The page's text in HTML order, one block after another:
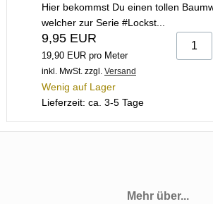
Hier bekommst Du einen tollen
welcher zur Serie #Lockst...
9,95 EUR
19,90 EUR pro Meter
inkl. MwSt. zzgl. Versand
Wenig auf Lager
Lieferzeit: ca. 3-5 Tage
Mehr über...